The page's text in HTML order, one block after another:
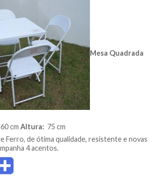
Mesa Quadrada
cm Altura: 75 cm
Ferro, de ótima qualidade, resistente e novas
4 acentos.